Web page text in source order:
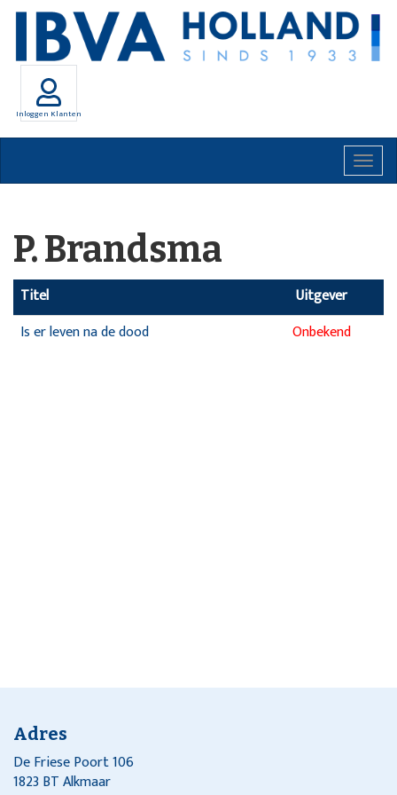
Inloggen Klanten
P. Brandsma
Titel
Uitgever
Is er leven na de dood
Onbekend
Adres
De Friese Poort 106
1823 BT Alkmaar